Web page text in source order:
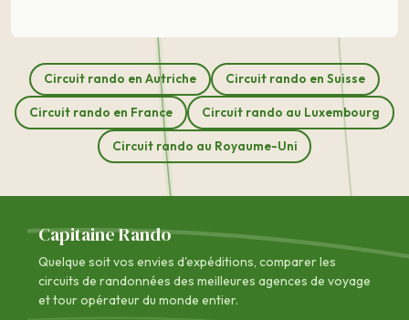
Circuit rando en Autriche Circuit rando en Suisse
Circuit rando en France Circuit rando au Luxembourg
Circuit rando au Royaume-Uni
Capitaine Rando
Quelque soit vos envies d'expéditions, comparer les
circuits de randonnées des meilleures agences de voyage
et tour opérateur du monde entier.